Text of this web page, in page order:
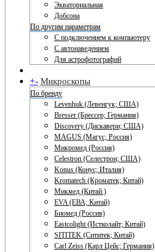
Экваториальная
Добсона
По другим параметрам
С подключением к компьютеру
С автонаведением
Для астрофотографий
+- Микроскопы
По бренду
Levenhuk (Левенгук; США)
Bresser (Брессер; Германия)
Discovery (Дискавери; США)
MAGUS (Магус; Россия)
Микромед (Россия)
Celestron (Селестрон; США)
Konus (Конус; Италия)
Kromatech (Кроматек; Китай)
Микмед (Китай.)
EVA (ЕВА; Китай)
Биомед (Россия)
Eastcolight (Истколайт; Китай)
SITITEK (Сититек; Китай)
Carl Zeiss (Карл Цейс; Германия)